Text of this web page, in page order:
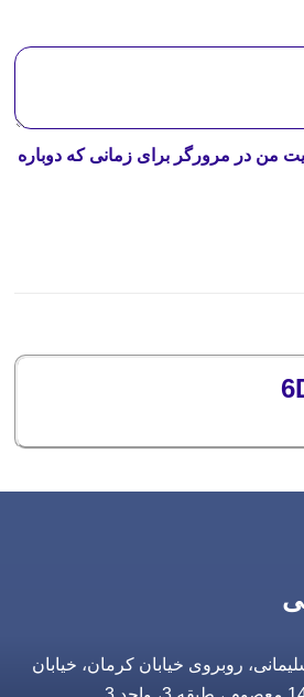
من در مرورگر برای زمانی که دوباره
روبروی خیابان کرمان، خیابان